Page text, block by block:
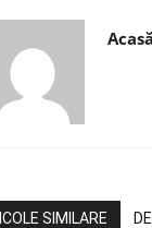
SIMILARE